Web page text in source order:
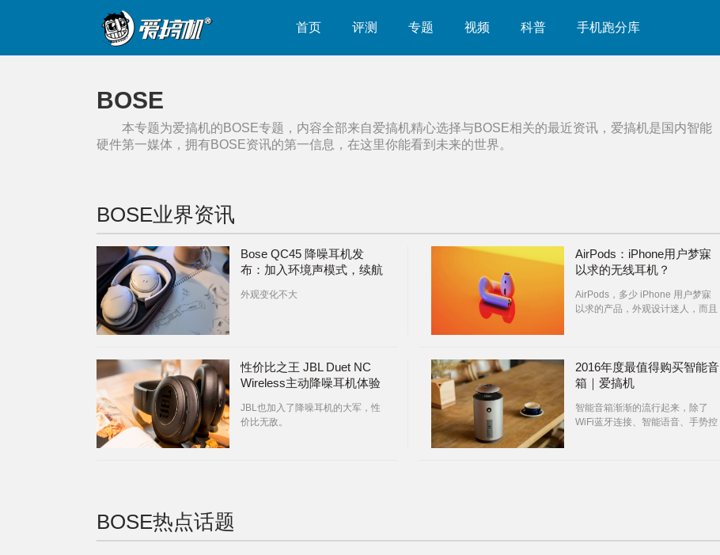
首页 评测 专题 视频 科普 手机跑分库
BOSE
本专题为爱搞机的 BOSE专题，内容全部来自爱搞机精心选择与 BOSE相关的最近资讯，爱搞机是国内智能
硬件第一媒体，拥有BOSE资讯的第一信息，在这里你能看到未来的世界。
BOSE业界资讯
Bose QC45 降噪耳机发
布：加入环境声模式，续航
外观变化不大
AirPods：iPhone用户梦寐
以求的无线耳机？
AirPods，多少 iPhone 用户梦寐
以求的产品，外观设计迷人，而且
性价比之王 JBL Duet NC
Wireless主动降噪耳机体验
JBL也加入了降噪耳机的大军，性
价比无敌。
2016年度最值得购买智能音
箱｜爱搞机
智能音箱渐渐的流行起来，除了
WiFi蓝牙连接、智能语音、手势控
BOSE热点话题